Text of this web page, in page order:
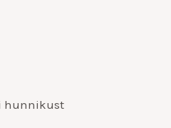
hunnikust